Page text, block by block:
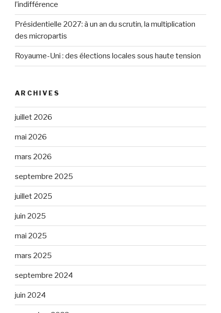
l’indifférence
Présidentielle 2027: à un an du scrutin, la multiplication
des micropartis
Royaume-Uni : des élections locales sous haute tension
ARCHIVES
juillet 2026
mai 2026
mars 2026
septembre 2025
juillet 2025
juin 2025
mai 2025
mars 2025
septembre 2024
juin 2024